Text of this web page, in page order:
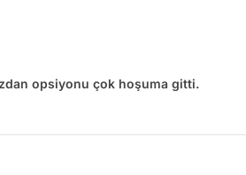
opsiyonu çok hoşuma gitti.